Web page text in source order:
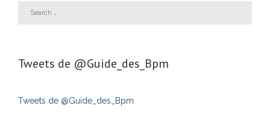
Tweets de ‎@Guide_des_Bpm
Tweets de @Guide_des_Bpm